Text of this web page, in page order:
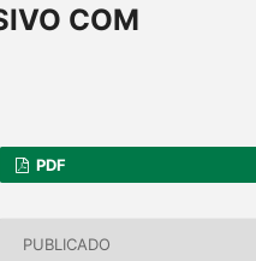
COM
PDF
PUBLICADO